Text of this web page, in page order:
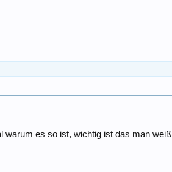
es so ist, wichtig ist das man